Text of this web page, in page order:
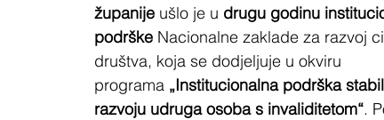
županije ušlo je u drugu godinu
podrške Nacionalne zaklade za razvoj
društva, koja se dodjeljuje u okviru
programa „Institucionalna podrška
razvoju udruga osoba s invaliditetom“.